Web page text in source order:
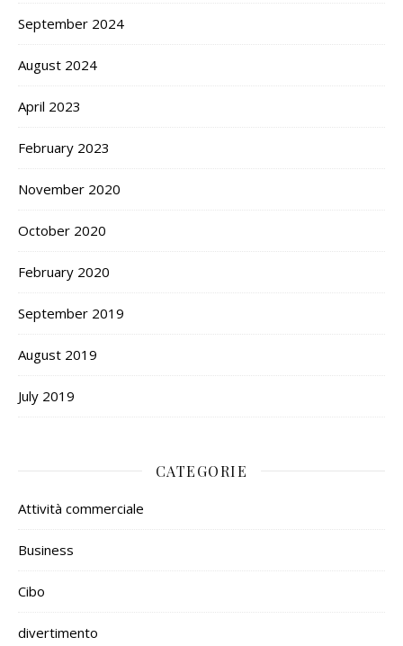
September 2024
August 2024
April 2023
February 2023
November 2020
October 2020
February 2020
September 2019
August 2019
July 2019
CATEGORIE
Attività commerciale
Business
Cibo
divertimento